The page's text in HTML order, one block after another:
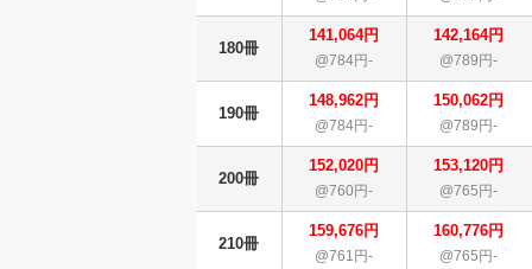
180冊
141,064円
@784円-
142,164円
@789円-
190冊
148,962円
@784円-
150,062円
@789円-
200冊
152,020円
@760円-
153,120円
@765円-
210冊
159,676円
@761円-
160,776円
@765円-